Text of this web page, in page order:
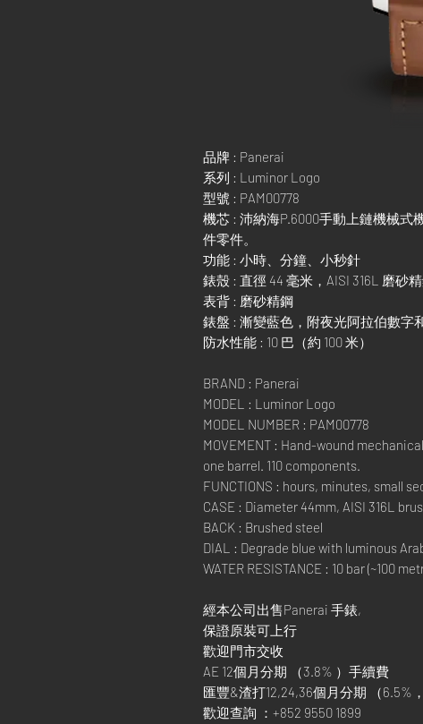
品牌 : Panerai
系列 : Luminor Logo
型號 : PAM00778
機芯 : 沛納海P.6000手動上鏈機械式
件零件。
功能 : 小時、分鐘、小秒針
錶殼 : 直徑 44 毫米，AISI 316L 磨砂
表背 : 磨砂精鋼
錶盤 : 漸變藍色，附夜光阿拉伯數字
防水性能 : 10 巴（約 100 米）
BRAND : Panerai
MODEL : Luminor Logo
MODEL NUMBER : PAM00778
MOVEMENT : Hand-wound
one barrel. 110 components.
FUNCTIONS : hours, minutes, small
CASE : Diameter 44mm, AISI 316L
BACK : Brushed steel
DIAL : Degrade blue with luminous
WATER RESISTANCE : 10 bar (~100
經本公司出售Panerai 手錶,
保證原裝可上行
歡迎門市交收
AE 12個月分期 （3.8% ）手續費
匯豐&渣打12,24,36個月分期 （6.5%，
歡迎查詢 ：+852 9550 1899